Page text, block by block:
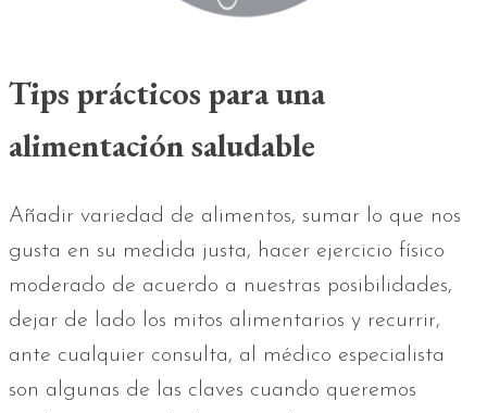
Tips prácticos para una
alimentación saludable
Añadir variedad de alimentos, sumar lo que nos
gusta en su medida justa, hacer ejercicio físico
moderado de acuerdo a nuestras posibilidades,
dejar de lado los mitos alimentarios y recurrir,
ante cualquier consulta, al médico especialista
son algunas de las claves cuando queremos